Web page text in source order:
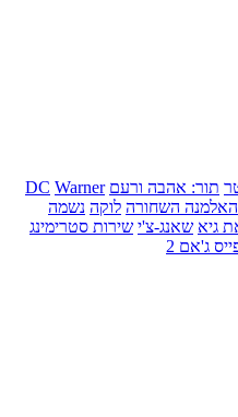
תור: אהבה ורעם DC Warner
האלמנה השחורה לוקה נשמה
גיא שאנג-צ'י שירות סטרימינג
ג'אם 2